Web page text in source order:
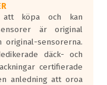
att köpa och kan
är original
sensorerna.
däck- och
certifierade
anledning att oroa